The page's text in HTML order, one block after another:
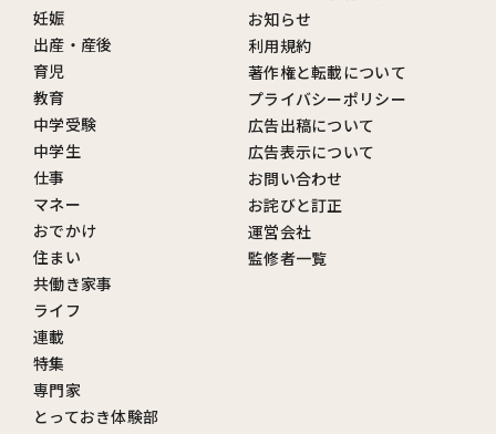
妊娠
出産・産後
育児
教育
中学受験
中学生
仕事
マネー
おでかけ
住まい
共働き家事
ライフ
連載
特集
専門家
とっておき体験部
お知らせ
利用規約
著作権と転載について
プライバシーポリシー
広告出稿について
広告表示について
お問い合わせ
お詫びと訂正
運営会社
監修者一覧